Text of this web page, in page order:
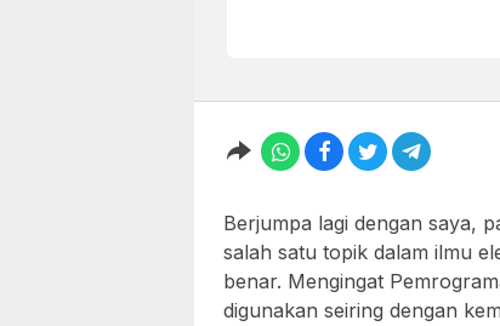
Berjumpa lagi dengan saya,
salah satu topik dalam ilmu
benar. Mengingat
digunakan seiring dengan